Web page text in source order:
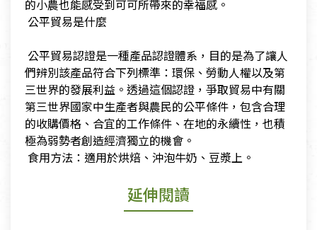
的小農也能感受到可可所帶來的幸福感。
​ 公平貿易是什麼
​ 公平貿易認證是一種產品認證體系，目的是為了讓人
們辨別該產品符合下列標準：環保、勞動人權以及第
三世界的發展利益。透過這個認證，爭取貿易中有關
第三世界國家中生產者與農民的公平條件，包含合理
的收購價格、合宜的工作條件、在地的永續性，也積
極為弱勢者創造經濟獨立的機會。
​ 食用方法：適用於烘焙、沖泡牛奶、豆漿上。
延伸閱讀